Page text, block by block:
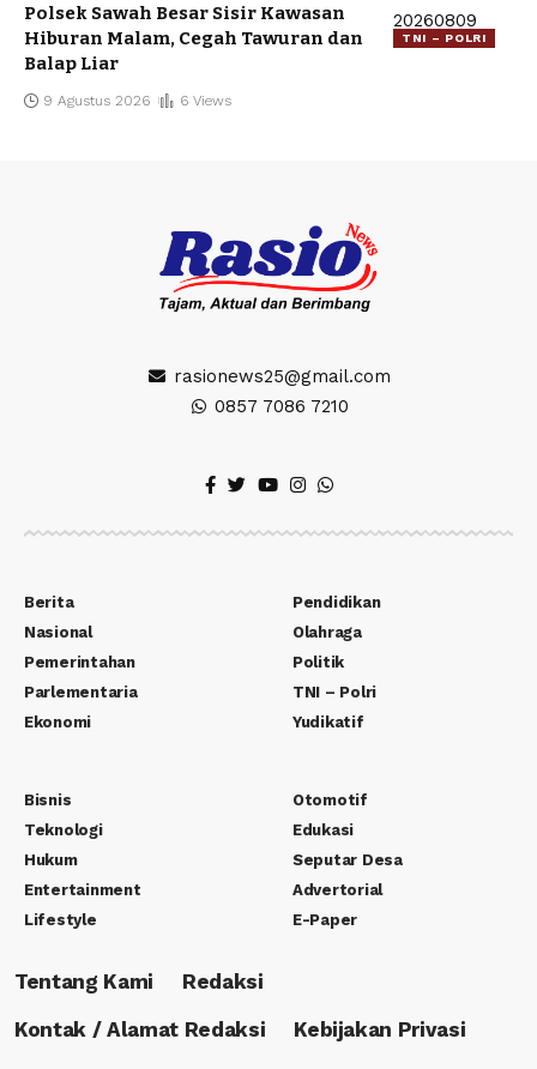
TNI – POLRI
Polsek Sawah Besar Sisir Kawasan
Hiburan Malam, Cegah Tawuran dan
Balap Liar
9 Agustus 2026 6 Views
rasionews25@gmail.com
0857 7086 7210
Berita
Nasional
Pemerintahan
Parlementaria
Ekonomi
Pendidikan
Olahraga
Politik
TNI – Polri
Yudikatif
Bisnis
Teknologi
Hukum
Entertainment
Lifestyle
Otomotif
Edukasi
Seputar Desa
Advertorial
E-Paper
Tentang Kami
Redaksi
Kontak / Alamat Redaksi
Kebijakan Privasi